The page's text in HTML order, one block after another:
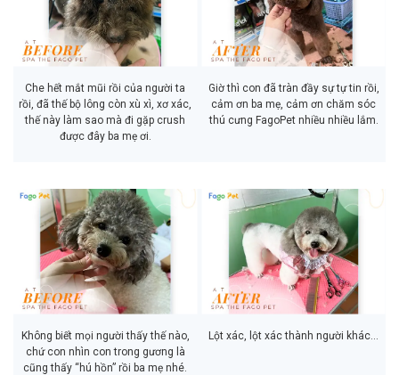
Che hết mắt mũi rồi của người ta
rồi, đã thế bộ lông còn xù xì, xơ xác,
thế này làm sao mà đi gặp crush
được đây ba mẹ ơi.
Giờ thì con đã tràn đầy sự tự tin rồi,
cảm ơn ba mẹ, cảm ơn chăm sóc
thú cưng FagoPet nhiều nhiều lắm.
Không biết mọi người thấy thế nào,
chứ con nhìn con trong gương là
cũng thấy “hú hồn” rồi ba mẹ nhé.
Lột xác, lột xác thành người khác…